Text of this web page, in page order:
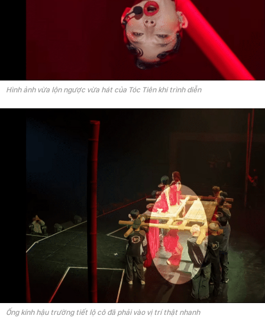
Hình ảnh vừa lộn ngược vừa hát của Tóc Tiên khi trình diễn
Ống kính hậu trường tiết lộ cô đã phải vào vị trí thật nhanh